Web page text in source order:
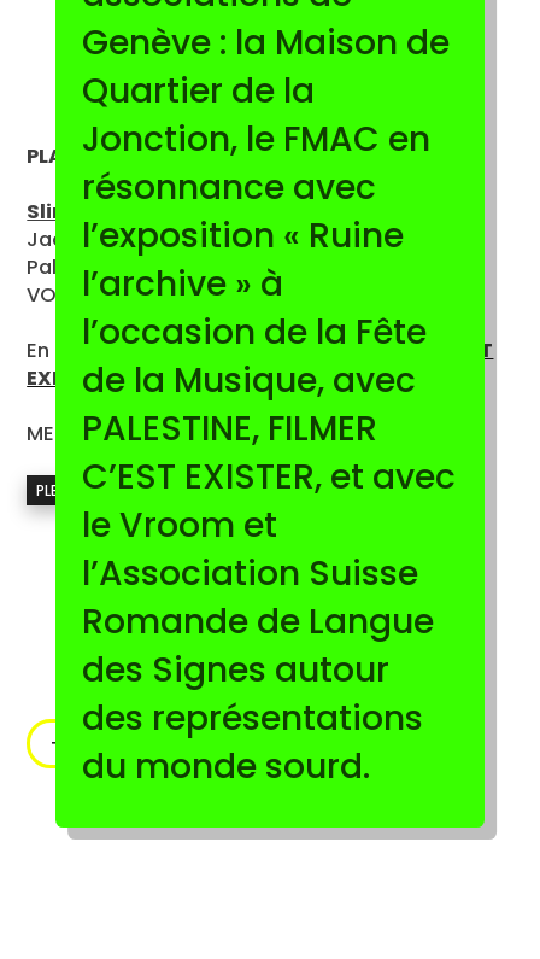
Genève : la Maison de
Quartier de la
Jonction, le FMAC en
résonnance avec
l’exposition « Ruine
l’archive » à
l’occasion de la Fête
de la Musique, avec
PALESTINE, FILMER
C’EST EXISTER, et avec
le Vroom et
l’Association Suisse
Romande de Langue
des Signes autour
des représentations
du monde sourd.
PLACE DES VOLONTAIRES
Slingshot Hiphop
Jackie Reem Salloum
Palestine · 2008 · 89’ |
VOstFR
En collaboration avec PALESTINE FILMER, C’EST
EXISTER
MER 26.08 — 21:00
PLEIN AIR
+INFO+TRAILER